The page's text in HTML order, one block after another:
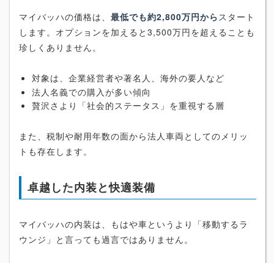
マイバッハの価格は、 最低でも約2,800万円からスタート
します。オプションを加えると3,500万円を超えることも
珍しくありません。
対象は、企業経営者や著名人、海外の要人など
法人名義での購入が多い傾向
贅沢さより「社会的ステータス」を重視する層
また、税制や耐用年数の面から法人車両としてのメリッ
トも存在します。
卓越した内装と快適装備
マイバッハの内装は、もはや車というより「移動するラ
ウンジ」と言っても過言ではありません。